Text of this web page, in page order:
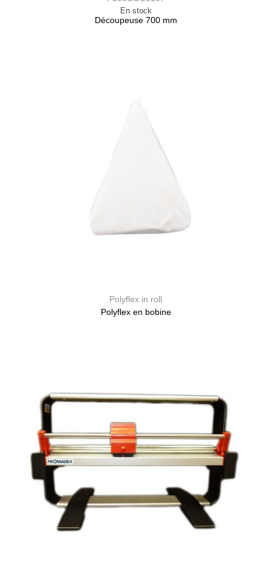
En stock
Découpeuse 700 mm
Polyflex in roll
Polyflex en bobine